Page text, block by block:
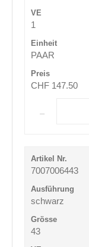
1
PAAR
CHF 147.50
7007006443
schwarz
43